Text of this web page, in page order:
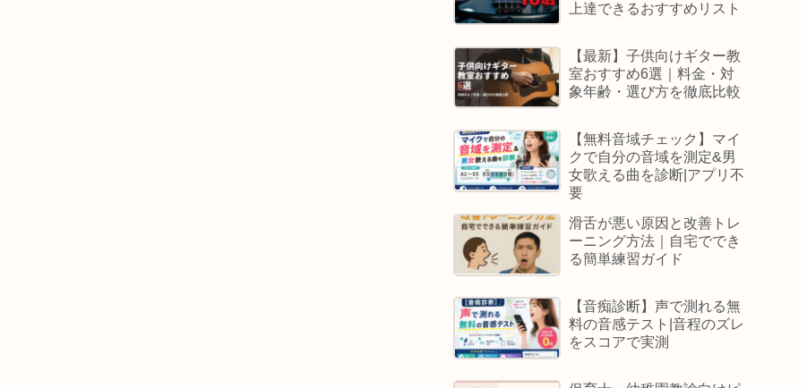
上達できるおすすめリスト
【最新】子供向けギター教
室おすすめ6選｜料金・対
象年齢・選び方を徹底比較
【無料音域チェック】マイ
クで自分の音域を測定&男
女歌える曲を診断|アプリ不
要
滑舌が悪い原因と改善トレ
ーニング方法｜自宅ででき
る簡単練習ガイド
【音痴診断】声で測れる無
料の音感テスト|音程のズレ
をスコアで実測